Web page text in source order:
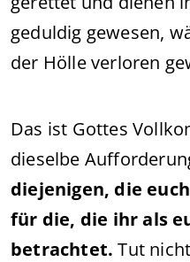
geduldig gewesen,
der Hölle verloren
Das ist Gottes
dieselbe
diejenigen, die
für die, die ihr als
betrachtet. Tut